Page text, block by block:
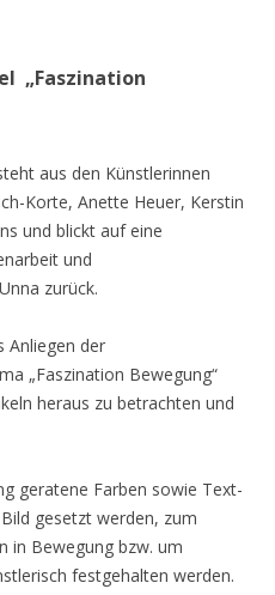
„Faszination
aus den Künstlerinnen
Korte, Anette Heuer, Kerstin
und blickt auf eine
und
zurück.
Anliegen der
„Faszination Bewegung“
heraus zu betrachten und
geratene Farben sowie Text-
gesetzt werden, zum
in Bewegung bzw. um
festgehalten werden.